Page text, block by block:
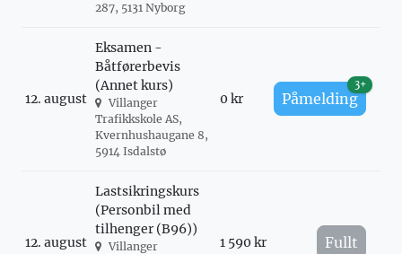
287, 5131 Nyborg
12. august
Eksamen -
Båtførerbevis
(Annet kurs)
Villanger
Trafikkskole AS,
Kvernhushaugane 8,
5914 Isdalstø
0 kr Påmelding
3+
12. august
Lastsikringskurs
(Personbil med
tilhenger (B96))
Villanger
1 590 kr Fullt